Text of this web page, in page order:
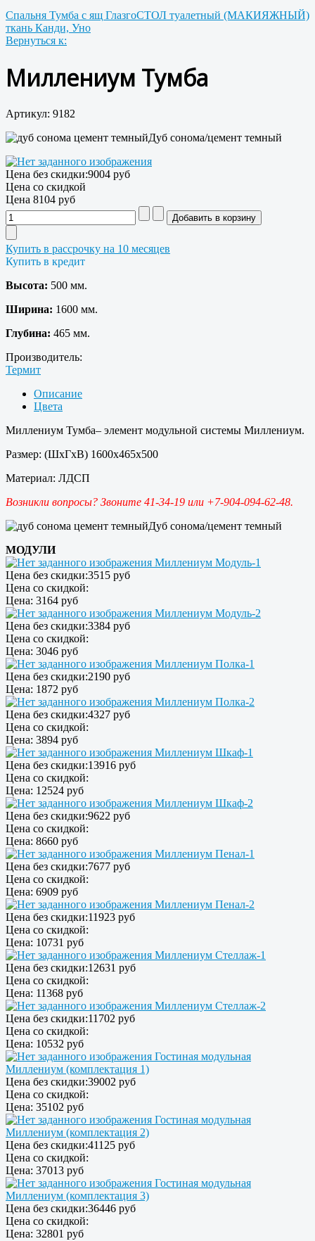
Спальня Тумба с ящ ГлазгоСТОЛ туалетный (МАКИЯЖНЫЙ)
ткань Канди, Уно
Вернуться к:
Миллениум Тумба
Артикул: 9182
Дуб сонома/цемент темный
Цена без скидки:9004 руб
Цена со скидкой
Цена 8104 руб
Купить в рассрочку на 10 месяцев
Купить в кредит
Высота: 500 мм.
Ширина: 1600 мм.
Глубина: 465 мм.
Производитель:
Термит
Описание
Цвета
Миллениум Тумба– элемент модульной системы Миллениум.
Размер: (ШxГxВ) 1600x465x500
Материал: ЛДСП
Возникли вопросы? Звоните 41-34-19 или +7-904-094-62-48.
Дуб сонома/цемент темный
МОДУЛИ
Миллениум Модуль-1
Цена без скидки:3515 руб
Цена со скидкой:
Цена: 3164 руб
Миллениум Модуль-2
Цена без скидки:3384 руб
Цена со скидкой:
Цена: 3046 руб
Миллениум Полка-1
Цена без скидки:2190 руб
Цена: 1872 руб
Миллениум Полка-2
Цена без скидки:4327 руб
Цена со скидкой:
Цена: 3894 руб
Миллениум Шкаф-1
Цена без скидки:13916 руб
Цена со скидкой:
Цена: 12524 руб
Миллениум Шкаф-2
Цена без скидки:9622 руб
Цена со скидкой:
Цена: 8660 руб
Миллениум Пенал-1
Цена без скидки:7677 руб
Цена со скидкой:
Цена: 6909 руб
Миллениум Пенал-2
Цена без скидки:11923 руб
Цена со скидкой:
Цена: 10731 руб
Миллениум Стеллаж-1
Цена без скидки:12631 руб
Цена со скидкой:
Цена: 11368 руб
Миллениум Стеллаж-2
Цена без скидки:11702 руб
Цена со скидкой:
Цена: 10532 руб
Гостиная модульная
Миллениум (комплектация 1)
Цена без скидки:39002 руб
Цена со скидкой:
Цена: 35102 руб
Гостиная модульная
Миллениум (комплектация 2)
Цена без скидки:41125 руб
Цена со скидкой:
Цена: 37013 руб
Гостиная модульная
Миллениум (комплектация 3)
Цена без скидки:36446 руб
Цена со скидкой:
Цена: 32801 руб